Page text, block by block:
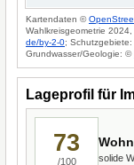
Kartendaten ©
Wahlkreisgeometrie
de/by-2-0;
Grundwasser/Geologie: ©
Lageprofil für
73
/100 solide